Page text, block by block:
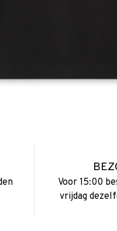
Voor 15:00
vrijdag